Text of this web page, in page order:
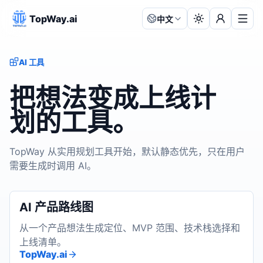
TopWay.ai 语言:
中文
AI 工具
把想法变成上线计
划的工具。
TopWay 从实用规划工具开始，默认静态优先，只在用户
需要生成时调用 AI。
AI 产品路线图
从一个产品想法生成定位、MVP 范围、技术栈选择和
上线清单。
TopWay.ai